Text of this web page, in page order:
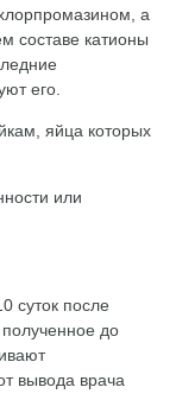
а
составе катионы
его.
яйца которых
или
суток после
до
вывода врача